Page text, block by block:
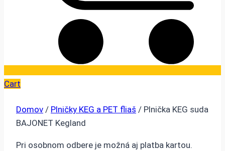
Cart
Domov / Plničky KEG a PET fliaš / Plnička KEG suda
BAJONET Kegland
Pri osobnom odbere je možná aj platba kartou.